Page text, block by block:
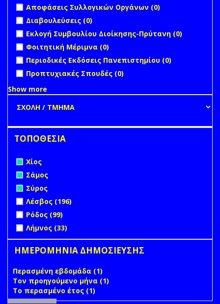
undefined
Αποφάσεις Συλλογικών Οργάνων (0)
undefined
Διαβουλεύσεις (0)
undefined
Εκλογή Συμβουλίου Διοίκησης-Πρύτανη (0)
undefined
Φοιτητική Μέριμνα (0)
undefined
Περιοδικές Εκδόσεις Πανεπιστημίου (0)
undefined
Προπτυχιακές Σπουδές (0)
Show more
ΤΟΠΟΘΕΣΙΑ
Remove Χίος filter
Χίος
Remove Σάμος filter
Σάμος
Remove Σύρος filter
Σύρος
Apply Λέσβος filter
Λέσβος (196)
Apply Ρόδος filter
Ρόδος (99)
Apply Λήμνος filter
Λήμνος (33)
ΗΜΕΡΟΜΗΝΙΑ ΔΗΜΟΣΙΕΥΣΗΣ
Περασμένη εβδομάδα (1)
filter
Τον προηγούμενο μήνα (1)
Το περασμένο έτος (1)